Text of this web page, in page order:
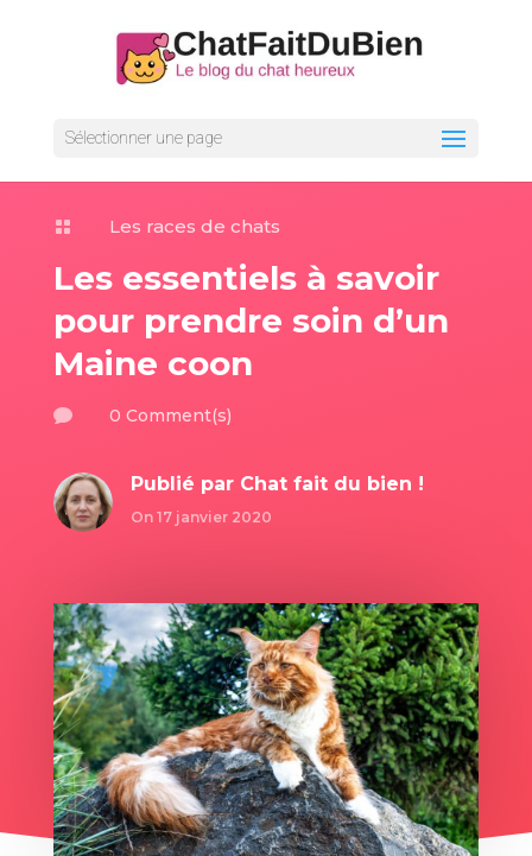
Sélectionner une page
 Les races de chats
Les essentiels à savoir
pour prendre soin d’un
Maine coon
 0 Comment(s)
Publié par Chat fait du bien !
On 17 janvier 2020